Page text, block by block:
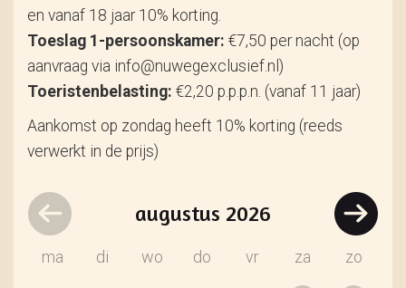
en vanaf 18 jaar 10% korting.
Toeslag 1-persoonskamer: €7,50 per nacht (op
aanvraag via info@nuwegexclusief.nl)
Toeristenbelasting: €2,20 p.p.p.n. (vanaf 11 jaar)
Aankomst op zondag heeft 10% korting (reeds
verwerkt in de prijs)
augustus 2026
ma di wo do vr za zo